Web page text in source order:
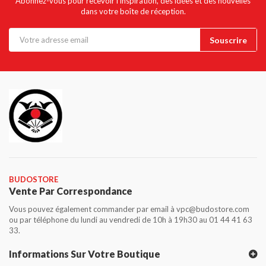
dans votre boîte de réception.
BUDOSTORE
Vente Par Correspondance
Vous pouvez également commander par email à vpc@budostore.com
ou par téléphone du lundi au vendredi de 10h à 19h30 au 01 44 41 63
33.
Informations Sur Votre Boutique